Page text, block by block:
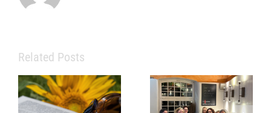
Related PostsEine starke
Praxis
braucht mehr